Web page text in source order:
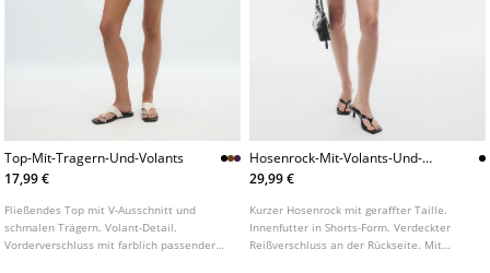
Top-Mit-Tragern-Und-Volants
17,99 €
Fließendes Top mit V-Ausschnitt und
schmalen Trägern. Volant-Detail.
Vorderverschluss mit farblich passender
Hosenrock-Mit-Volants-Und-
Nieten
29,99 €
Kurzer Hosenrock mit geraffter Taille.
Innenfutter in Shorts-Form. Verdeckter
Reißverschluss an der Rückseite. Mit